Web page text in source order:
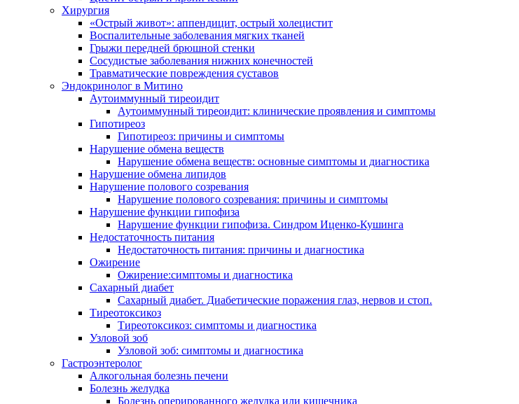
Хирургия
«Острый живот»: аппендицит, острый холецистит
Воспалительные заболевания мягких тканей
Грыжи передней брюшной стенки
Сосудистые заболевания нижних конечностей
Травматические повреждения суставов
Эндокринолог в Митино
Аутоиммунный тиреоидит
Аутоиммунный тиреоидит: клинические проявления и симптомы
Гипотиреоз
Гипотиреоз: причины и симптомы
Нарушение обмена веществ
Нарушение обмена веществ: основные симптомы и диагностика
Нарушение обмена липидов
Нарушение полового созревания
Нарушение полового созревания: причины и симптомы
Нарушение функции гипофиза
Нарушение функции гипофиза. Синдром Иценко-Кушинга
Недостаточность питания
Недостаточность питания: причины и диагностика
Ожирение
Ожирение:симптомы и диагностика
Сахарный диабет
Сахарный диабет. Диабетические поражения глаз, нервов и стоп.
Тиреотоксикоз
Тиреотоксикоз: симптомы и диагностика
Узловой зоб
Узловой зоб: симптомы и диагностика
Гастроэнтеролог
Алкогольная болезнь печени
Болезнь желудка
Болезнь оперированного желудка или кишечника